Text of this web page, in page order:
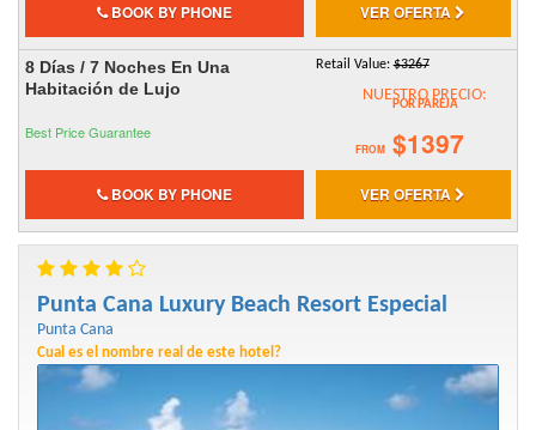
BOOK BY PHONE VER OFERTA
8 Días / 7 Noches En Una
Habitación de Lujo
Best Price Guarantee
Retail Value:$3267
NUESTRO PRECIO:
POR PAREJA
FROM $1397
BOOK BY PHONE VER OFERTA
Punta Cana Luxury Beach Resort Especial
Punta Cana
Cual es el nombre real de este hotel?